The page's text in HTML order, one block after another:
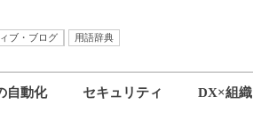
ブ・ブログ
用語辞典
自動化 セキュリティ DX×組織